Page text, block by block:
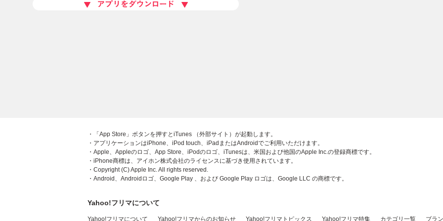
・「App Store」ボタンを押すとiTunes （外部サイト）が起動します。
・アプリケーションはiPhone、iPod touch、iPadまたはAndroidでご利用いただけます。
・Apple、Appleのロゴ、App Store、iPodのロゴ、iTunesは、米国および他国のApple Inc.の登録商標です。
・iPhone商標は、アイホン株式会社のライセンスに基づき使用されています。
・Copyright (C) Apple Inc. All rights reserved.
・Android、Androidロゴ、Google Play 、および Google Play ロゴは、Google LLC の商標です。
Yahoo!フリマについて
Yahoo!フリマについて Yahoo!フリマからのお知らせ Yahoo!フリマトピックス Yahoo!フリマ特集 カテゴリ一覧 ブラ